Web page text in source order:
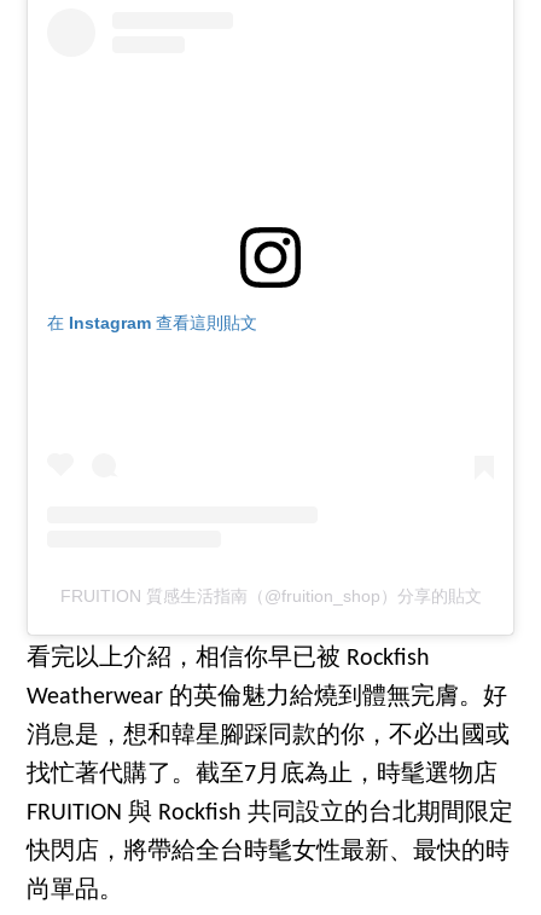
在 Instagram 查看這則貼文
FRUITION 質感生活指南（@fruition_shop）分享的貼文
看完以上介紹，相信你早已被 Rockfish
Weatherwear 的英倫魅力給燒到體無完膚。好
消息是，想和韓星腳踩同款的你，不必出國或
找忙著代購了。截至7月底為止，時髦選物店
FRUITION 與 Rockfish 共同設立的台北期間限定
快閃店，將帶給全台時髦女性最新、最快的時
尚單品。